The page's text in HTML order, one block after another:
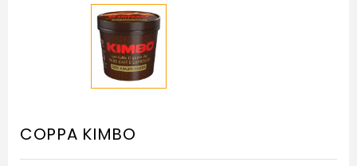
COPPA KIMBO